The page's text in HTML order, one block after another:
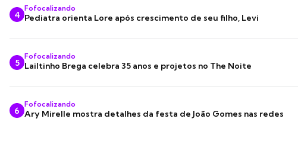
4
Fofocalizando
Pediatra orienta Lore após crescimento de seu filho, Levi
5
Fofocalizando
Lailtinho Brega celebra 35 anos e projetos no The Noite
6
Fofocalizando
Ary Mirelle mostra detalhes da festa de João Gomes nas redes